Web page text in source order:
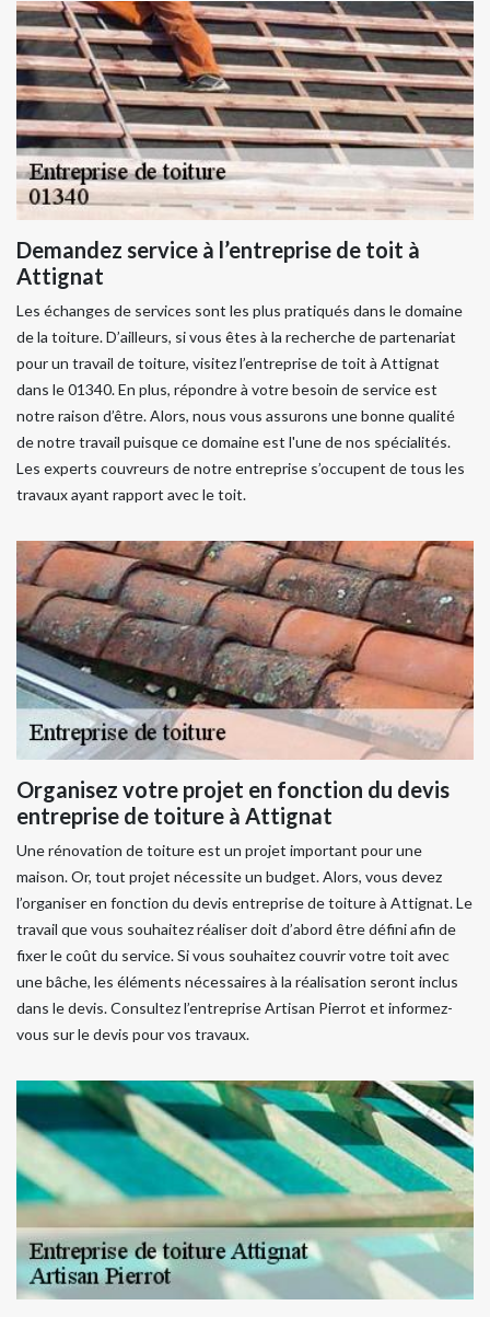
Demandez service à l’entreprise de toit à
Attignat
Les échanges de services sont les plus pratiqués dans le domaine
de la toiture. D’ailleurs, si vous êtes à la recherche de partenariat
pour un travail de toiture, visitez l’entreprise de toit à Attignat
dans le 01340. En plus, répondre à votre besoin de service est
notre raison d’être. Alors, nous vous assurons une bonne qualité
de notre travail puisque ce domaine est l'une de nos spécialités.
Les experts couvreurs de notre entreprise s’occupent de tous les
travaux ayant rapport avec le toit.
Organisez votre projet en fonction du devis
entreprise de toiture à Attignat
Une rénovation de toiture est un projet important pour une
maison. Or, tout projet nécessite un budget. Alors, vous devez
l’organiser en fonction du devis entreprise de toiture à Attignat. Le
travail que vous souhaitez réaliser doit d’abord être défini afin de
fixer le coût du service. Si vous souhaitez couvrir votre toit avec
une bâche, les éléments nécessaires à la réalisation seront inclus
dans le devis. Consultez l’entreprise Artisan Pierrot et informez-
vous sur le devis pour vos travaux.